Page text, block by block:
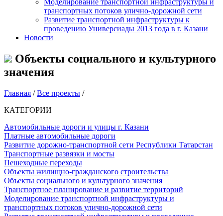
Моделирование транспортной инфраструктуры и
транспортных потоков улично-дорожной сети
Развитие транспортной инфраструктуры к
проведению Универсиады 2013 года в г. Казани
Новости
Объекты социального и культурного
значения
Главная /Все проекты /
КАТЕГОРИИ
Автомобильные дороги и улицы г. Казани
Платные автомобильные дороги
Развитие дорожно-транспортной сети Республики Татарстан
Транспортные развязки и мосты
Пешеходные переходы
Объекты жилищно-гражданского строительства
Объекты социального и культурного значения
Транспортное планирование и развитие территорий
Моделирование транспортной инфраструктуры и
транспортных потоков улично-дорожной сети